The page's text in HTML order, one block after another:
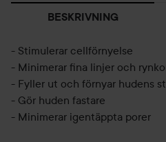
BESKRIVNING
- Stimulerar cellförnyelse
- Minimerar fina linjer och
- Fyller ut och förnyar hudens
- Gör huden fastare
- Minimerar igentäppta porer